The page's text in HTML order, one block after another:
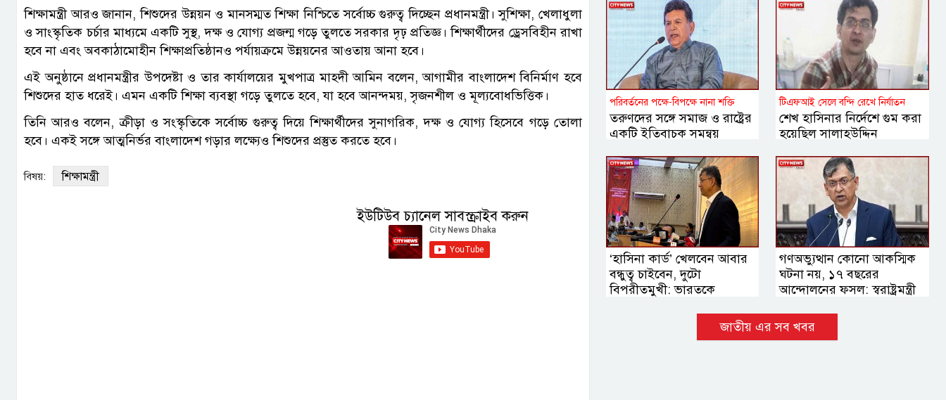
শিক্ষামন্ত্রী আরও জানান, শিশুদের উন্নয়ন ও মানসম্মত শিক্ষা নিশ্চিতে সর্বোচ্চ গুরুত্ব দিচ্ছেন প্রধানমন্ত্রী। সুশিক্ষা, খেলাধুলা
ও সাংস্কৃতিক চর্চার মাধ্যমে একটি সুস্থ, দক্ষ ও যোগ্য প্রজন্ম গড়ে তুলতে সরকার দৃঢ় প্রতিজ্ঞ। শিক্ষার্থীদের ড্রেসবিহীন রাখা
হবে না এবং অবকাঠামোহীন শিক্ষাপ্রতিষ্ঠানও পর্যায়ক্রমে উন্নয়নের আওতায় আনা হবে।
এই অনুষ্ঠানে প্রধানমন্ত্রীর উপদেষ্টা ও তার কার্যালয়ের মুখপাত্র মাহদী আমিন বলেন, আগামীর বাংলাদেশ বিনির্মাণ হবে
শিশুদের হাত ধরেই। এমন একটি শিক্ষা ব্যবস্থা গড়ে তুলতে হবে, যা হবে আনন্দময়, সৃজনশীল ও মূল্যবোধভিত্তিক।
তিনি আরও বলেন, ক্রীড়া ও সংস্কৃতিকে সর্বোচ্চ গুরুত্ব দিয়ে শিক্ষার্থীদের সুনাগরিক, দক্ষ ও যোগ্য হিসেবে গড়ে তোলা
হবে। একই সঙ্গে আত্মনির্ভর বাংলাদেশ গড়ার লক্ষ্যেও শিশুদের প্রস্তুত করতে হবে।
বিষয়: শিক্ষামন্ত্রী
ইউটিউব চ্যানেল সাবস্ক্রাইব করুন
পরিবর্তনের পক্ষে-বিপক্ষে নানা শক্তি
তরুণদের সঙ্গে সমাজ ও রাষ্ট্রের
একটি ইতিবাচক সমন্বয়
জিল্লুর
টিএফআই সেলে বন্দি রেখে নির্যাতন
শেখ হাসিনার নির্দেশে গুম করা
হয়েছিল সালাহউদ্দিন
‘হাসিনা কার্ড’ খেলবেন আবার
বন্ধুত্ব চাইবেন, দুটো
বিপরীতমুখী: ভারতকে
গণঅভ্যুত্থান কোনো আকস্মিক
ঘটনা নয়, ১৭ বছরের
আন্দোলনের ফসল: স্বরাষ্ট্রমন্ত্রী
জাতীয় এর সব খবর